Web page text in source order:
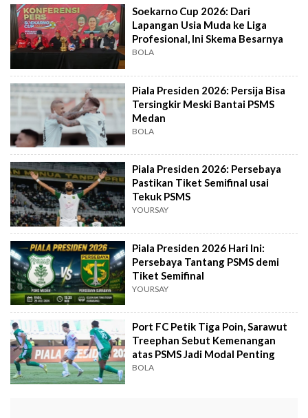
Soekarno Cup 2026: Dari
Lapangan Usia Muda ke Liga
Profesional, Ini Skema Besarnya
BOLA
Piala Presiden 2026: Persija Bisa
Tersingkir Meski Bantai PSMS
Medan
BOLA
Piala Presiden 2026: Persebaya
Pastikan Tiket Semifinal usai
Tekuk PSMS
YOURSAY
Piala Presiden 2026 Hari Ini:
Persebaya Tantang PSMS demi
Tiket Semifinal
YOURSAY
Port FC Petik Tiga Poin, Sarawut
Treephan Sebut Kemenangan
atas PSMS Jadi Modal Penting
BOLA